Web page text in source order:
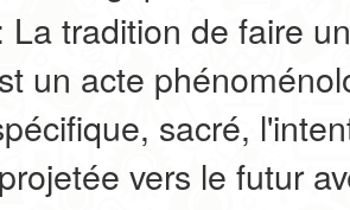
La tradition de faire
un acte
sacré,
vers le futur